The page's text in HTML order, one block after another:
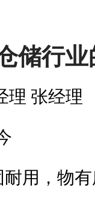
储行
理 张经理
用，物